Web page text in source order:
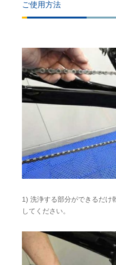
ご使用方法
1) 洗浄する部分ができるだけ
してください。